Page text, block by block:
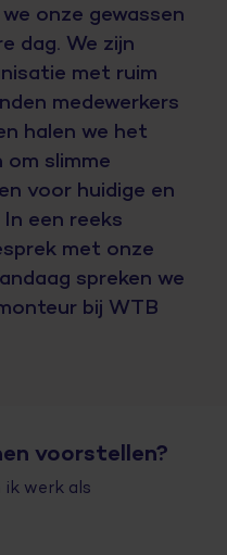
onze gewassen
dag. We zijn
met ruim
medewerkers
halen we het
slimme
voor huidige en
een reeks
met onze
spreken we
bij WTB
voorstellen?
ik werk als